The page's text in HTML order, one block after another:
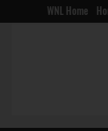
WNL Home